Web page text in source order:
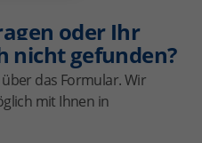
oder Ihr
nicht gefunden?
das Formular. Wir
mit Ihnen in